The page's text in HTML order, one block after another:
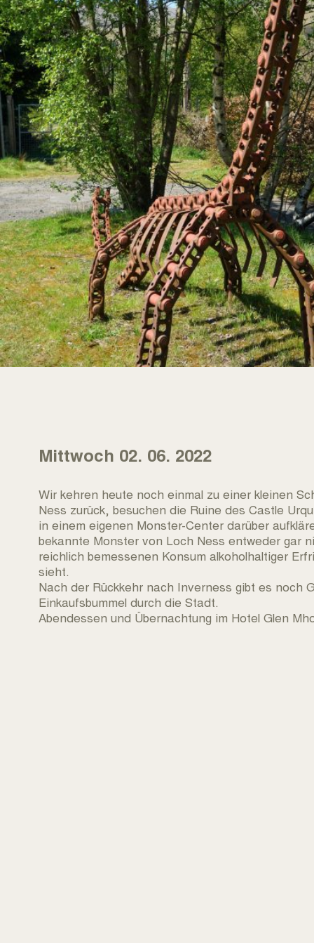
Mittwoch 02. 06. 2022
Wir kehren heute noch einmal zu einer kleinen
Ness zurück, besuchen die Ruine des Castle
in einem eigenen Monster-Center darüber
bekannte Monster von Loch Ness entweder gar
reichlich bemessenen Konsum alkoholhaltiger
sieht.
Nach der Rückkehr nach Inverness gibt es noch
Einkaufsbummel durch die Stadt.
Abendessen und Übernachtung im Hotel Glen